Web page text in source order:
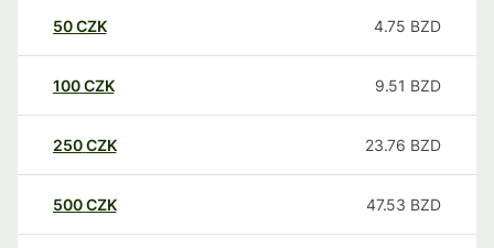
50CZK 4.75 BZD
100CZK 9.51 BZD
250CZK 23.76 BZD
500CZK 47.53 BZD